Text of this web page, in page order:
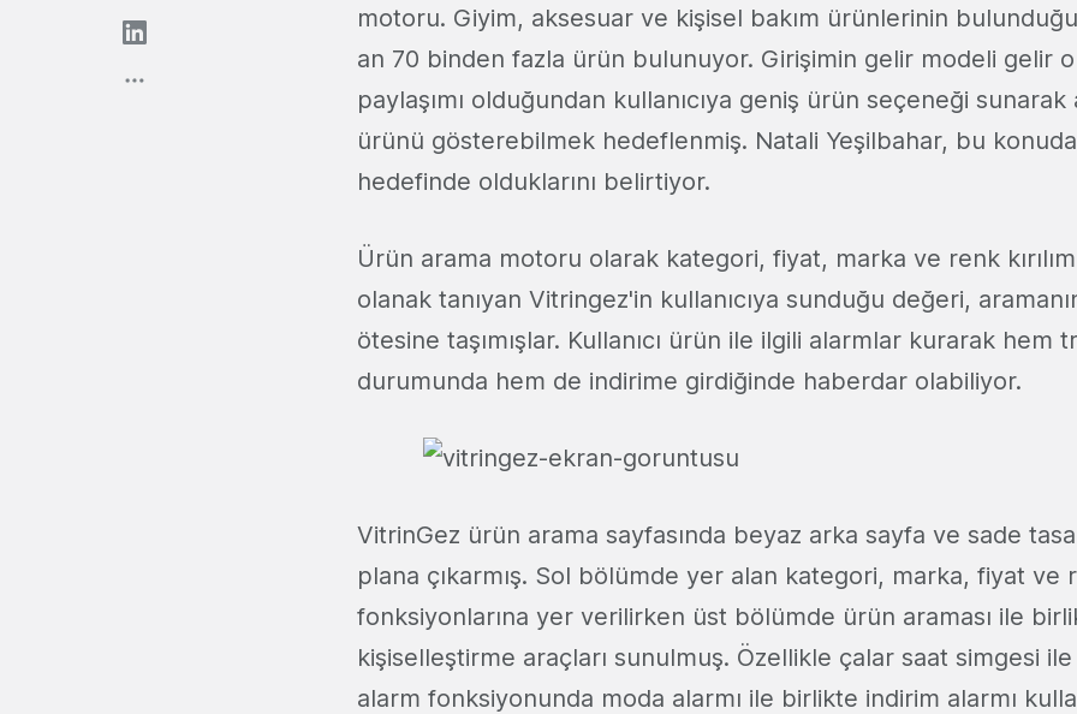
motoru. Giyim, aksesuar ve kişisel bakım ürünlerinin
an 70 binden fazla ürün bulunuyor. Girişimin gelir modeli gelir
paylaşımı olduğundan kullanıcıya geniş ürün seçeneği sunarak
ürünü gösterebilmek hedeflenmiş. Natali Yeşilbahar, bu
hedefinde olduklarını belirtiyor.
Ürün arama motoru olarak kategori, fiyat, marka ve renk
olanak tanıyan Vitringez'in kullanıcıya sunduğu değeri,
ötesine taşımışlar. Kullanıcı ürün ile ilgili alarmlar kurarak hem
durumunda hem de indirime girdiğinde haberdar olabiliyor.
VitrinGez ürün arama sayfasında beyaz arka sayfa ve sade
plana çıkarmış. Sol bölümde yer alan kategori, marka, fiyat ve
fonksiyonlarına yer verilirken üst bölümde ürün araması ile
kişiselleştirme araçları sunulmuş. Özellikle çalar saat simgesi
alarm fonksiyonunda moda alarmı ile birlikte indirim alarmı